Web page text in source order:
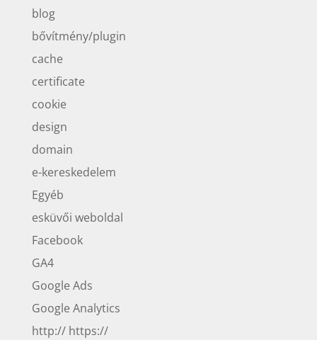
blog
bővítmény/plugin
cache
certificate
cookie
design
domain
e-kereskedelem
Egyéb
esküvői weboldal
Facebook
GA4
Google Ads
Google Analytics
http:// https://